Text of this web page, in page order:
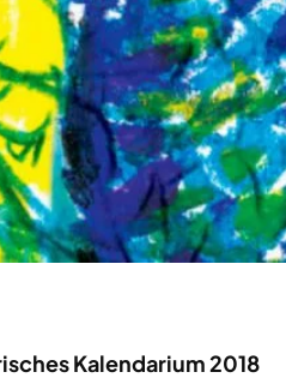
Kalendarium 2018